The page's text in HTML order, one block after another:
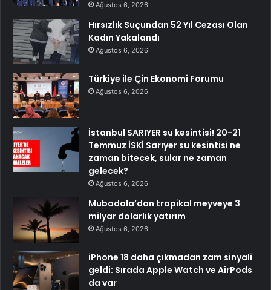
Ağustos 6, 2026
Hırsızlık Suçundan 52 Yıl Cezası Olan
Kadın Yakalandı
Ağustos 6, 2026
Türkiye ile Çin Ekonomi Forumu
Ağustos 6, 2026
İstanbul SARIYER su kesintisi! 20-21
Temmuz İSKİ Sarıyer su kesintisi ne
zaman bitecek, sular ne zaman
gelecek?
Ağustos 6, 2026
Mubadala’dan tropikal meyveye 3
milyar dolarlık yatırım
Ağustos 6, 2026
iPhone 18 daha çıkmadan zam sinyali
geldi: Sırada Apple Watch ve AirPods
da var